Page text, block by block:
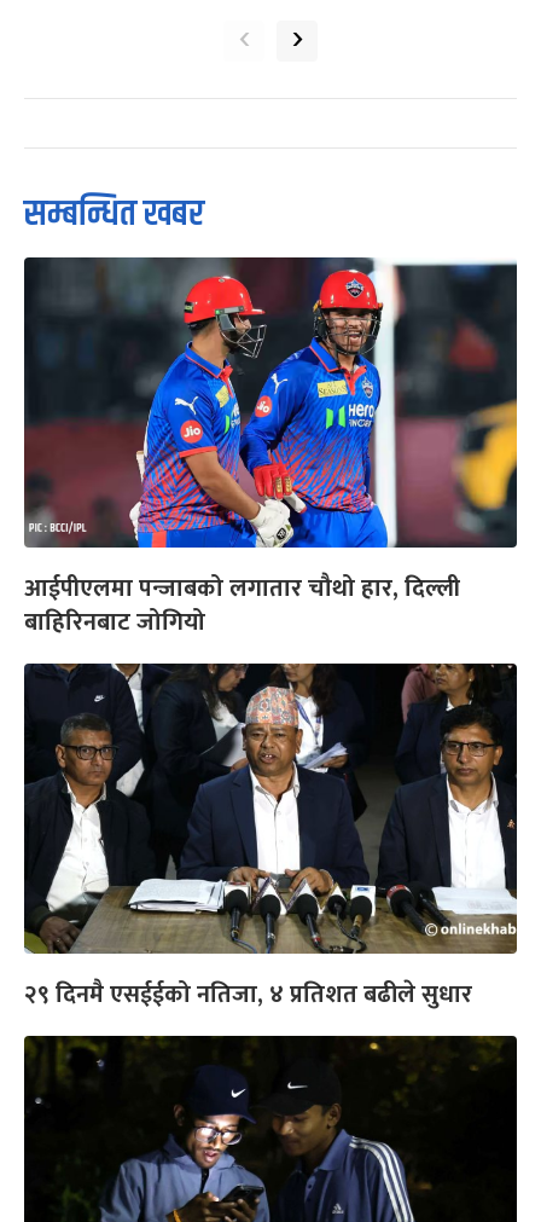
‹ ›
सम्बन्धित खबर
आईपीएलमा पन्जाबको लगातार चौथो हार, दिल्ली
बाहिरिनबाट जोगियो
२९ दिनमै एसईईको नतिजा, ४ प्रतिशत बढीले सुधार